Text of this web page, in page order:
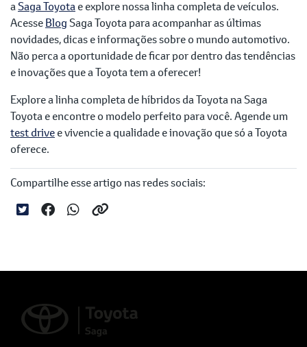
aSaga Toyotae explore nossa linha completa de veículos.
AcesseBlogSaga Toyota para acompanhar as últimas
novidades, dicas e informações sobre o mundo automotivo.
Não perca a oportunidade de ficar por dentro das tendências
e inovações que a Toyota tem a oferecer!
Explore a linha completa de híbridos da Toyota na Saga
Toyota e encontre o modelo perfeito para você. Agende um
test drivee vivencie a qualidade e inovação que só a Toyota
oferece.
Compartilhe esse artigo nas redes sociais: